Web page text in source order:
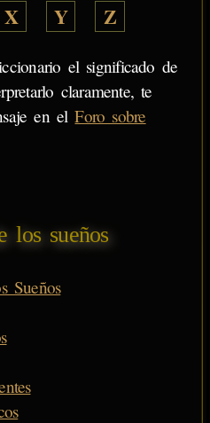
X Y Z
el significado de
claramente, te
en elForo sobre
los sueños
Sueños